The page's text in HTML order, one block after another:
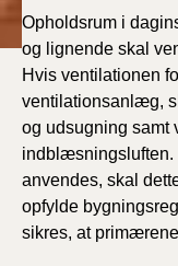
BR18 (1/1-9/3
BR18 (4/7-31/
2019)
BR18 (1/1-4/7
BR18 (1/7-31/
Opholdsrum i
og lignende skal
Hvis ventilationen
ventilationsanlæg,
og udsugning samt
indblæsningsluften.
anvendes, skal
opfylde
sikres, at